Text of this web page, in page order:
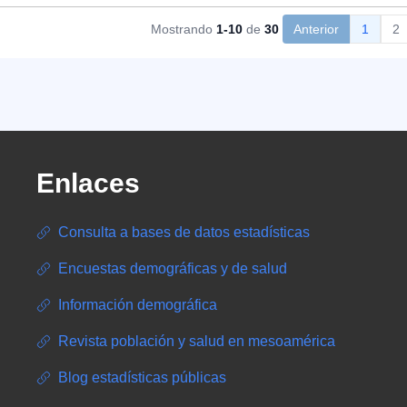
Mostrando 1-10 de 30 Anterior 1 2
Enlaces
Consulta a bases de datos estadísticas
Encuestas demográficas y de salud
Información demográfica
Revista población y salud en mesoamérica
Blog estadísticas públicas